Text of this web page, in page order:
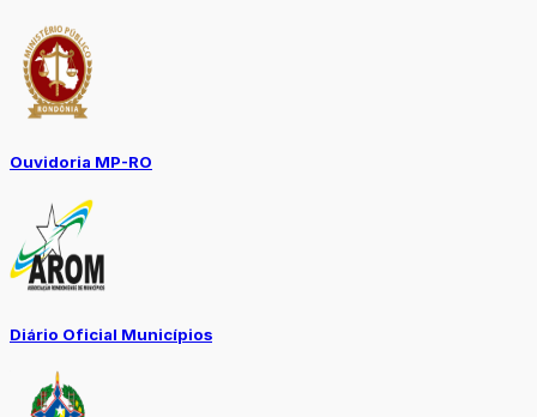
Ouvidoria MP-RO
Diário Oficial Municípios